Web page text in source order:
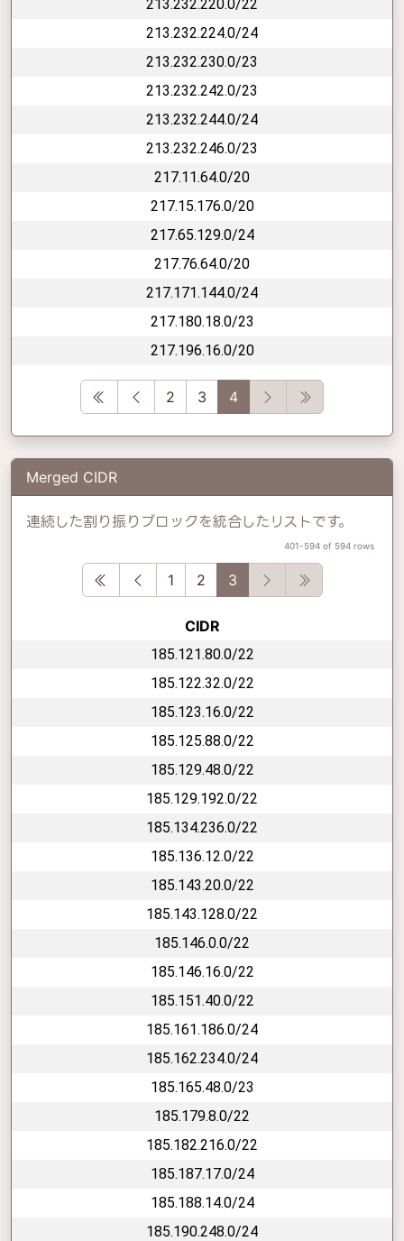
213.232.220.0/22
213.232.224.0/24
213.232.230.0/23
213.232.242.0/23
213.232.244.0/24
213.232.246.0/23
217.11.64.0/20
217.15.176.0/20
217.65.129.0/24
217.76.64.0/20
217.171.144.0/24
217.180.18.0/23
217.196.16.0/20
First Previous
2 3 4 Next
Merged CIDR
連続した割り振りブロックを統合したリストです。
401-594 of 594 rows
First Previous
1 2 3 Next Last
CIDR
185.121.80.0/22
185.122.32.0/22
185.123.16.0/22
185.125.88.0/22
185.129.48.0/22
185.129.192.0/22
185.134.236.0/22
185.136.12.0/22
185.143.20.0/22
185.143.128.0/22
185.146.0.0/22
185.146.16.0/22
185.151.40.0/22
185.161.186.0/24
185.162.234.0/24
185.165.48.0/23
185.179.8.0/22
185.182.216.0/22
185.187.17.0/24
185.188.14.0/24
185.190.248.0/24